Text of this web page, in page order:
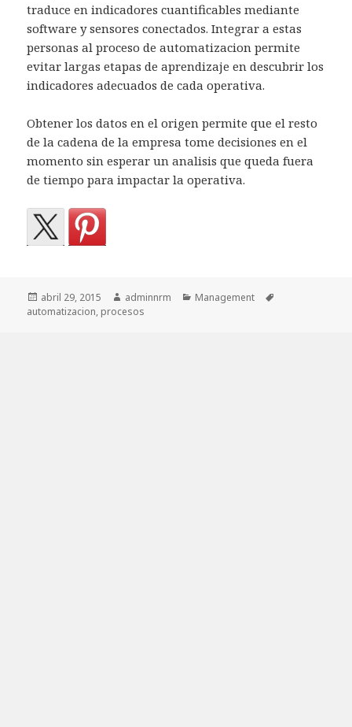
traduce en indicadores cuantificables mediante
software y sensores conectados. Integrar a estas
personas al proceso de automatizacion permite
evitar largas etapas de aprendizaje en descubrir los
indicadores adecuados de cada operativa.
Obtener los datos en el origen permite que el resto
de la cadena de la empresa tome decisiones en el
momento sin esperar un analisis que queda fuera
de tiempo para impactar la operativa.
Publicado
el
abril 29, 2015 Autor
adminnrm Categorías
Management
automatizacion, procesos